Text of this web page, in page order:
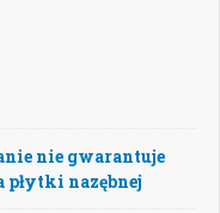
nie gwarantuje
płytki nazębnej